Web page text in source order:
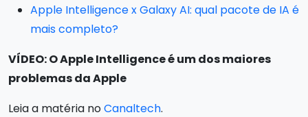
Apple Intelligence x Galaxy AI: qual pacote de IA é
mais completo?
VÍDEO: O Apple Intelligence é um dos maiores
problemas da Apple
Leia a matéria noCanaltech.